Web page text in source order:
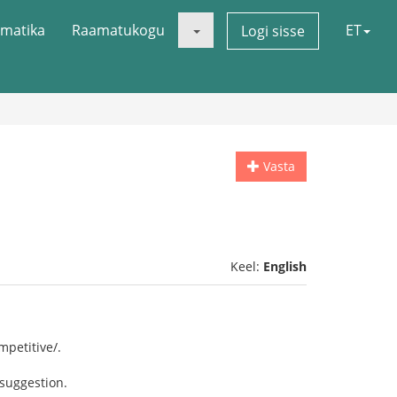
Raamatukogu Logi sisse ET
Vasta
Keel: English
.